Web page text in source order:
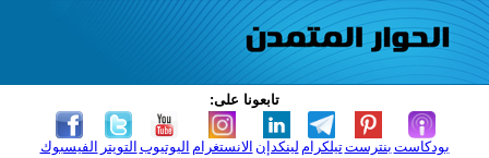
تابعونا على:
الفيسبوك التويتر اليوتيوب الانستغرام لينكدإن تيلكرامبنترست بودكاست